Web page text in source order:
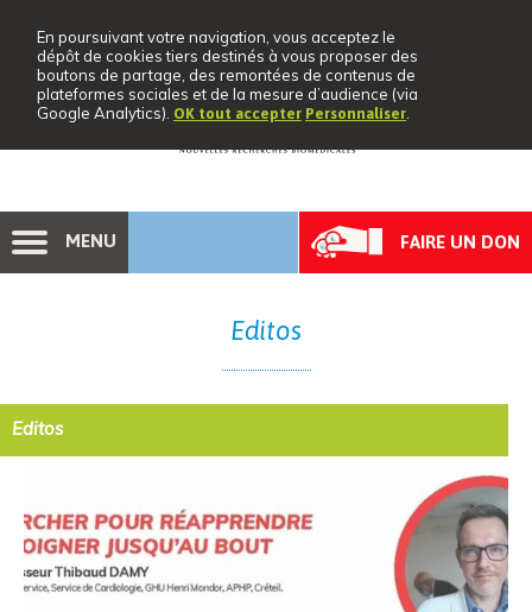
FAIRE UN DON
MENU
Editos
Editos
En poursuivant votre navigation, vous acceptez le
dépôt de cookies tiers destinés à vous proposer des
boutons de partage, des remontées de contenus de
plateformes sociales et de la mesure d’audience (via
Google Analytics). OK tout accepter Personnaliser